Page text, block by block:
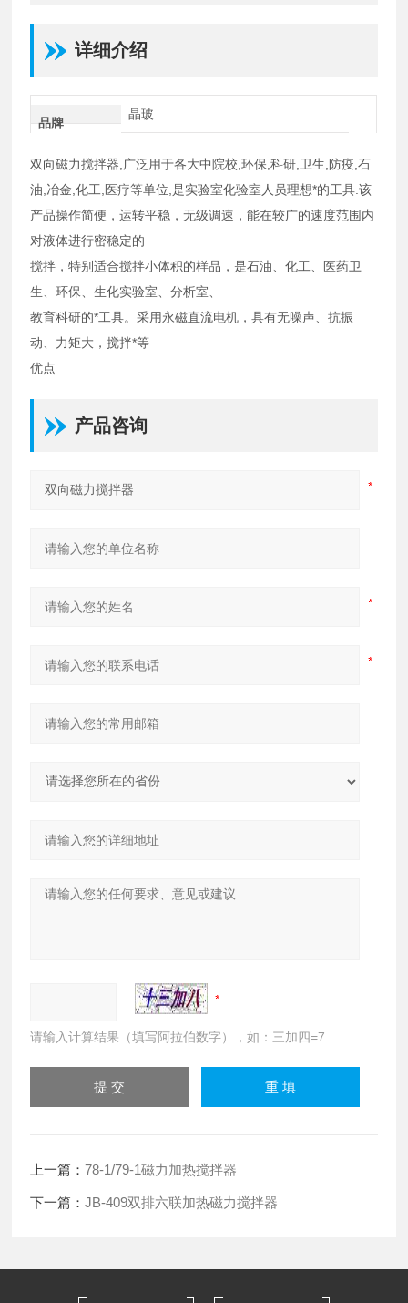
详细介绍
品牌
晶玻
双向磁力搅拌器,广泛用于各大中院校,环保,科研,卫生,防疫,石
油,冶金,化工,医疗等单位,是实验室化验室人员理想*的工具.该
产品操作简便，运转平稳，无级调速，能在较广的速度范围内
对液体进行密稳定的
搅拌，特别适合搅拌小体积的样品，是石油、化工、医药卫
生、环保、生化实验室、分析室、
教育科研的*工具。采用永磁直流电机，具有无噪声、抗振
动、力矩大，搅拌*等
优点
产品咨询
请输入计算结果（填写阿拉伯数字），如：三加四=7
上一篇：78-1/79-1磁力加热搅拌器
下一篇：JB-409双排六联加热磁力搅拌器